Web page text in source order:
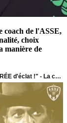
coach de l'ASSE,
choix
manière de